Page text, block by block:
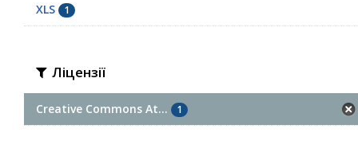
XLS 1
Ліцензії
Creative Commons At... 1